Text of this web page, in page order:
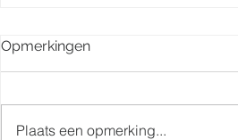
Opmerkingen
Plaats een opmerking...